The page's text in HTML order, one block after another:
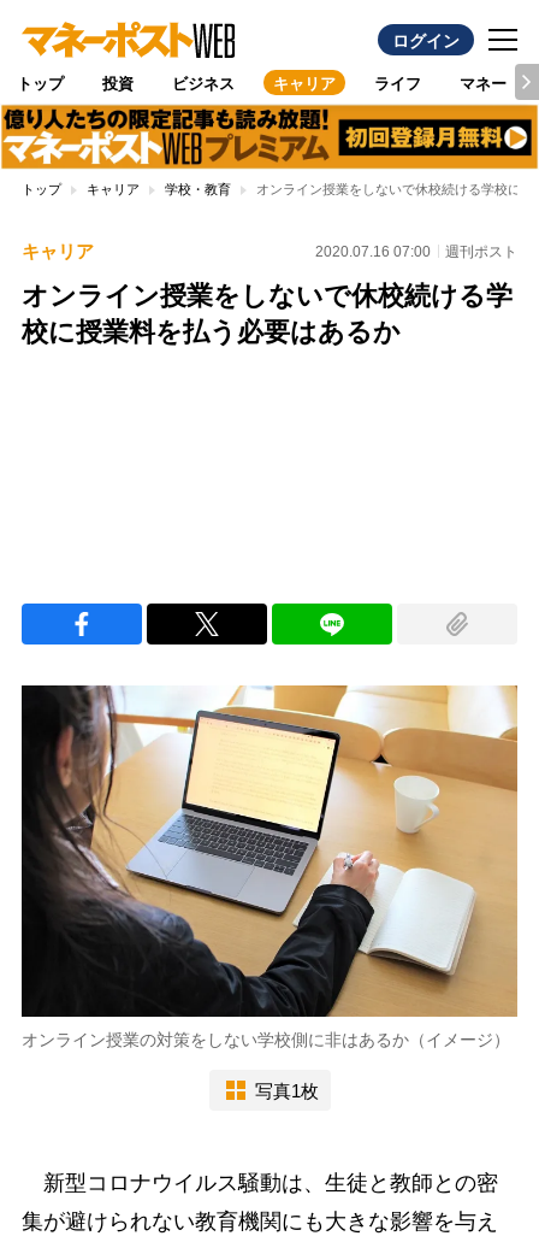
ログイン
トップ 投資 ビジネス キャリア ライフ マネー
トップ キャリア 学校・教育 オンライン授業をしないで休校続ける学校に
キャリア 2020.07.16 07:00 週刊ポスト
オンライン授業をしないで休校続ける学
校に授業料を払う必要はあるか
オンライン授業の対策をしない学校側に非はあるか（イメージ）
写真1枚
新型コロナウイルス騒動は、生徒と教師との密
集が避けられない教育機関にも大きな影響を与え